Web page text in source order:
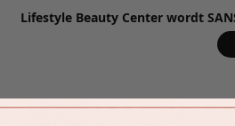
Lifestyle Beauty Center wordt